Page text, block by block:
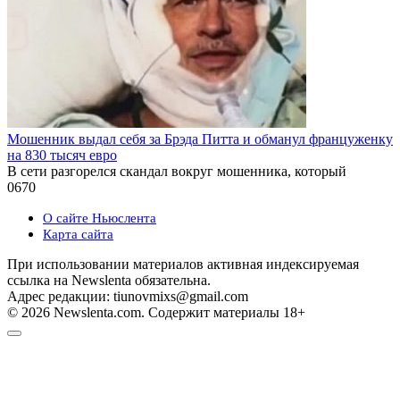
Мошенник выдал себя за Брэда Питта и обманул француженку
на 830 тысяч евро
В сети разгорелся скандал вокруг мошенника, который
0670
О сайте Ньюслента
Карта сайта
При использовании материалов активная индексируемая
ссылка на Newslenta обязательна.
Адрес редакции: tiunovmixs@gmail.com
© 2026 Newslenta.com. Содержит материалы 18+